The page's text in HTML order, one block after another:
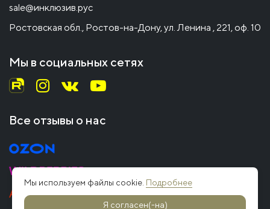
sale@инклюзив.рус
Ростовская обл., Ростов-на-Дону, ул. Ленина , 221, оф. 10
Мы в социальных сетях
Все отзывы о нас
Мы используем файлы cookie. Подробнее
Я согласен(-на)